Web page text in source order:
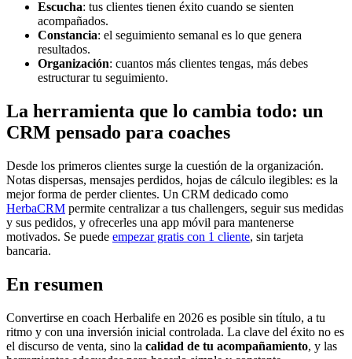
Escucha: tus clientes tienen éxito cuando se sienten
acompañados.
Constancia: el seguimiento semanal es lo que genera
resultados.
Organización: cuantos más clientes tengas, más debes
estructurar tu seguimiento.
La herramienta que lo cambia todo: un
CRM pensado para coaches
Desde los primeros clientes surge la cuestión de la organización.
Notas dispersas, mensajes perdidos, hojas de cálculo ilegibles: es la
mejor forma de perder clientes. Un CRM dedicado como
HerbaCRM permite centralizar a tus challengers, seguir sus medidas
y sus pedidos, y ofrecerles una app móvil para mantenerse
motivados. Se puede empezar gratis con 1 cliente, sin tarjeta
bancaria.
En resumen
Convertirse en coach Herbalife en 2026 es posible sin título, a tu
ritmo y con una inversión inicial controlada. La clave del éxito no es
el discurso de venta, sino la calidad de tu acompañamiento, y las